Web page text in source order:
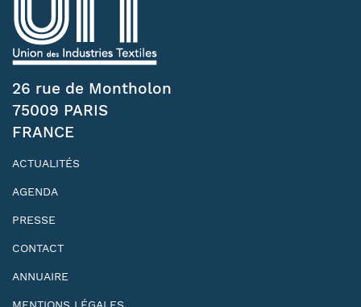
26 rue de Montholon
75009 PARIS
FRANCE
ACTUALITÉS
AGENDA
PRESSE
CONTACT
ANNUAIRE